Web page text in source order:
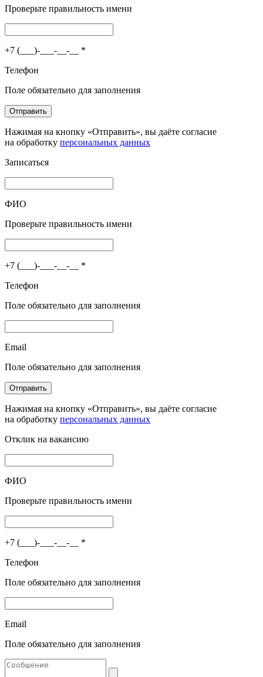
Проверьте правильность имени
+7 (___)-___-__-__ *
Телефон
Поле обязательно для заполнения
Отправить
Нажимая на кнопку «Отправить», вы даёте согласие
на обработку персональных данных
Записаться
ФИО
Проверьте правильность имени
+7 (___)-___-__-__ *
Телефон
Поле обязательно для заполнения
Email
Поле обязательно для заполнения
Отправить
Нажимая на кнопку «Отправить», вы даёте согласие
на обработку персональных данных
Отклик на вакансию
ФИО
Проверьте правильность имени
+7 (___)-___-__-__ *
Телефон
Поле обязательно для заполнения
Email
Поле обязательно для заполнения